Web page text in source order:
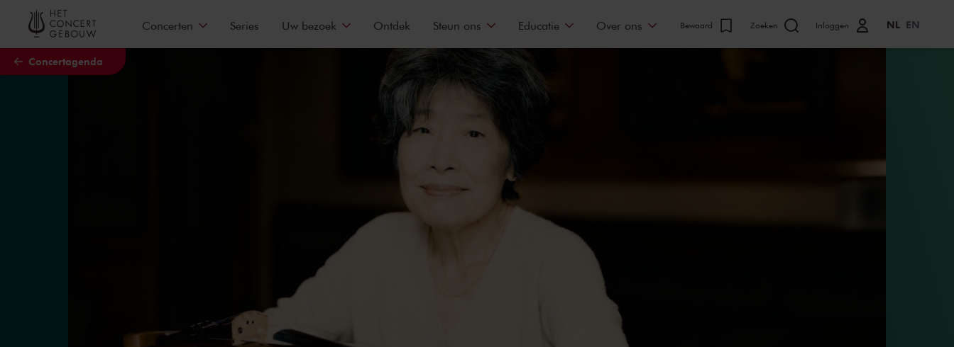
Naar hoofdcontent
Concertagenda
Concerten Series Uw bezoek Ontdek Steun ons Educatie Over ons Bewaard Zoeken Inloggen NL EN